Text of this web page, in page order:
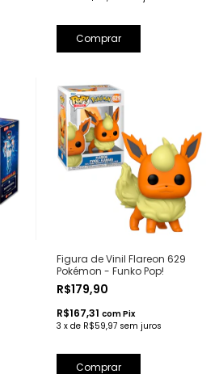
Figura de Vinil Flareon 629
Pokémon - Funko Pop!
R$179,90
R$167,31 comPix
3 x de R$59,97 sem juros